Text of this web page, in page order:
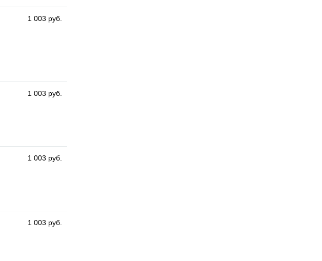
1 003 руб.
1 003 руб.
1 003 руб.
1 003 руб.